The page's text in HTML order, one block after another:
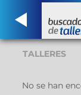
TALLERES
No se han